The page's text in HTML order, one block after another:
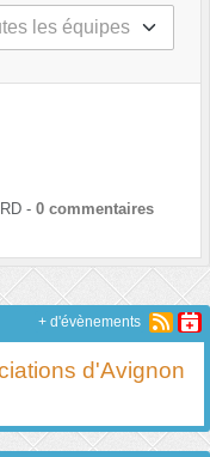
- 0 commentaires
d'Avignon
+ d'évènements